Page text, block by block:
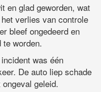
en glad geworden, wat
verlies van controle
bleef ongedeerd en
te worden.
was één
De auto liep schade
geleid.